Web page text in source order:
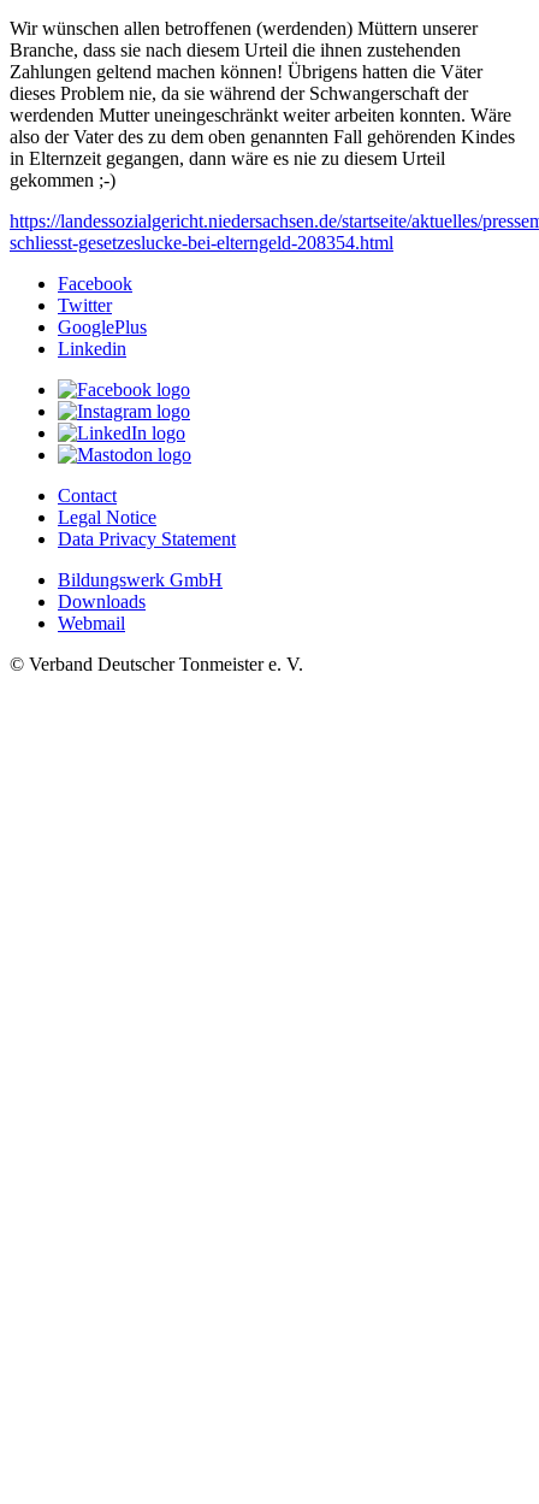
Wir wünschen allen betroffenen (werdenden) Müttern unserer
Branche, dass sie nach diesem Urteil die ihnen zustehenden
Zahlungen geltend machen können! Übrigens hatten die Väter
dieses Problem nie, da sie während der Schwangerschaft der
werdenden Mutter uneingeschränkt weiter arbeiten konnten. Wäre
also der Vater des zu dem oben genannten Fall gehörenden Kindes
in Elternzeit gegangen, dann wäre es nie zu diesem Urteil
gekommen ;-)
https://landessozialgericht.niedersachsen.de/startseite/aktuelles/
schliesst-gesetzeslucke-bei-elterngeld-208354.html
Facebook
Twitter
GooglePlus
Linkedin
Contact
Legal Notice
Data Privacy Statement
Bildungswerk GmbH
Downloads
Webmail
© Verband Deutscher Tonmeister e. V.